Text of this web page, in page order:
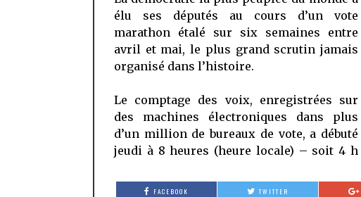
élu ses députés au cours d’un vote
marathon étalé sur six semaines entre
avril et mai, le plus grand scrutin jamais
organisé dans l’histoire.
Le comptage des voix, enregistrées sur
des machines électroniques dans plus
d’un million de bureaux de vote, a débuté
jeudi à 8 heures (heure locale) – soit 4 h
FACEBOOK TWITTER